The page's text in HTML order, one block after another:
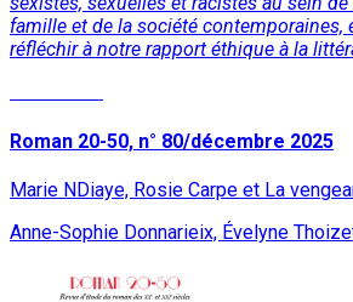
famille et de la société contemporaines,
réfléchir à notre rapport éthique à la
Roman 20-50, n° 80/décembre 2025
Marie NDiaye, Rosie Carpe et La
Anne-Sophie Donnarieix, Évelyne